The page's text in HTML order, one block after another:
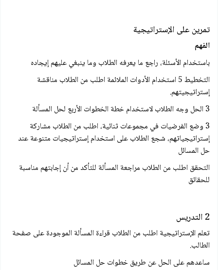
تمرين على الإستراتيجية
الفهم
باستخدام الأسئلة، راجع ما يعرفه الطلاب وما ينبغي عليهم إيجاده
التخطيط 5 استخدام الأدوات الملائمة اطلب من الطلاب مناقشة
إستراتيجيتهم.
3 الحل وجه الطلاب لاستخدام خطة الخطوات الأربع لحل المسألة
3 وضع الفرضيات في مجموعات ثنائية، اطلب من الطلاب مشاركة
إستراتيجياتهم، شجع الطلاب على استخدام إستراتيجيات متنوعة عند
حل المسائل
التحقق اطلب من الطلاب مراجعة المسألة للتأكد من أن إجابتهم مناسبة
للحقائق
2 التدريس
تعلم الإستراتيجية اطلب من الطلاب قراءة المسألة الموجودة على صفحة
الطالب.
ساعدهم على الحل عن طريق خطوات حل المسائل